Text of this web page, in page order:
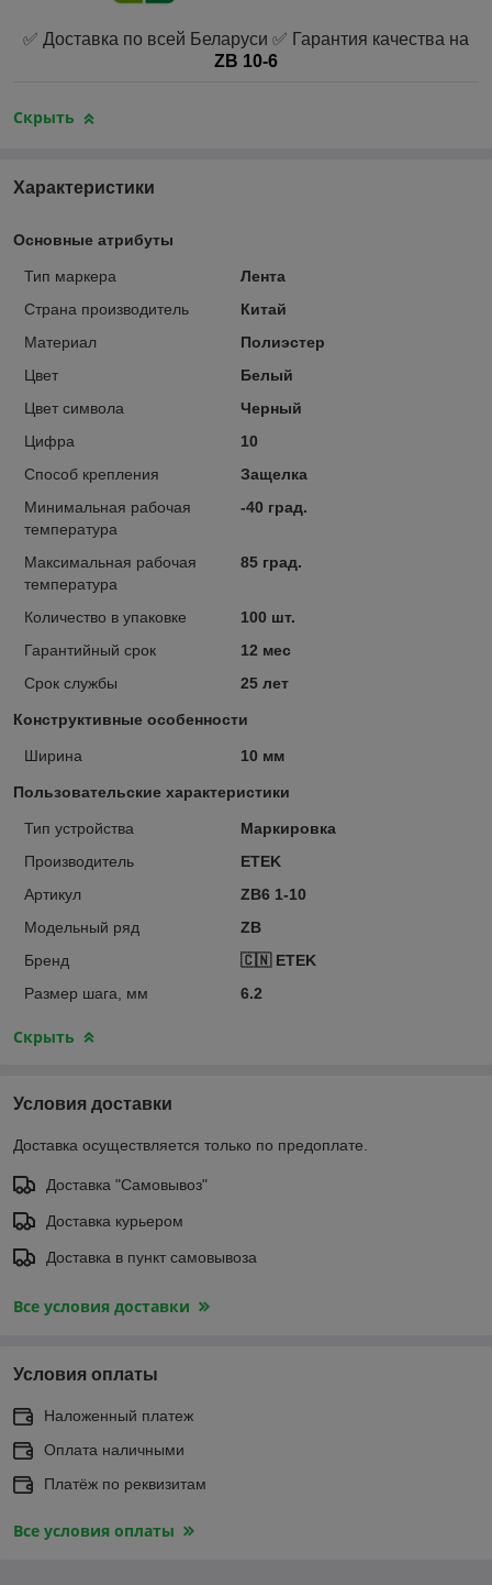
✅ Доставка по всей Беларуси ✅ Гарантия качества на
ZB 10-6
Скрыть
Характеристики
Основные атрибуты
Тип маркера
Лента
Страна производитель
Китай
Материал
Полиэстер
Цвет
Белый
Цвет символа
Черный
Цифра
10
Способ крепления
Защелка
Минимальная рабочая
температура
-40 град.
Максимальная рабочая
температура
85 град.
Количество в упаковке
100 шт.
Гарантийный срок
12 мес
Срок службы
25 лет
Конструктивные особенности
Ширина 10 мм
Пользовательские характеристики
Тип устройства
Маркировка
Производитель
ETEK
Артикул
ZB6 1-10
Модельный ряд
ZB
Бренд
🇨🇳 ETEK
Размер шага, мм
6.2
Скрыть
Условия доставки
Доставка осуществляется только по предоплате.
Доставка "Самовывоз"
Доставка курьером
Доставка в пункт самовывоза
Все условия доставки
Условия оплаты
Наложенный платеж
Оплата наличными
Платёж по реквизитам
Все условия оплаты